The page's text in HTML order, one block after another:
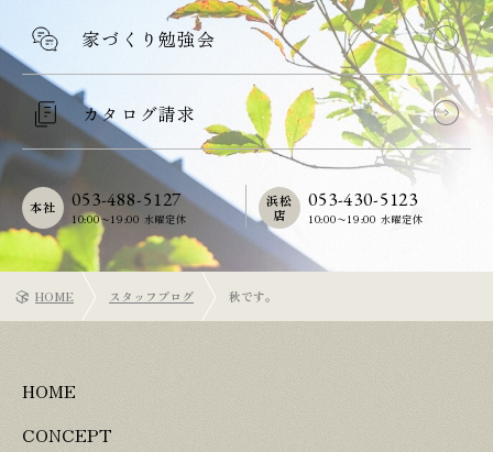
家づくり勉強会
カタログ請求
053-488-5127
10:00〜19:00 水曜定休
本社 053-430-5123
10:00〜19:00 水曜定休
浜松
店
HOME スタッフブログ 秋です。
HOME
CONCEPT